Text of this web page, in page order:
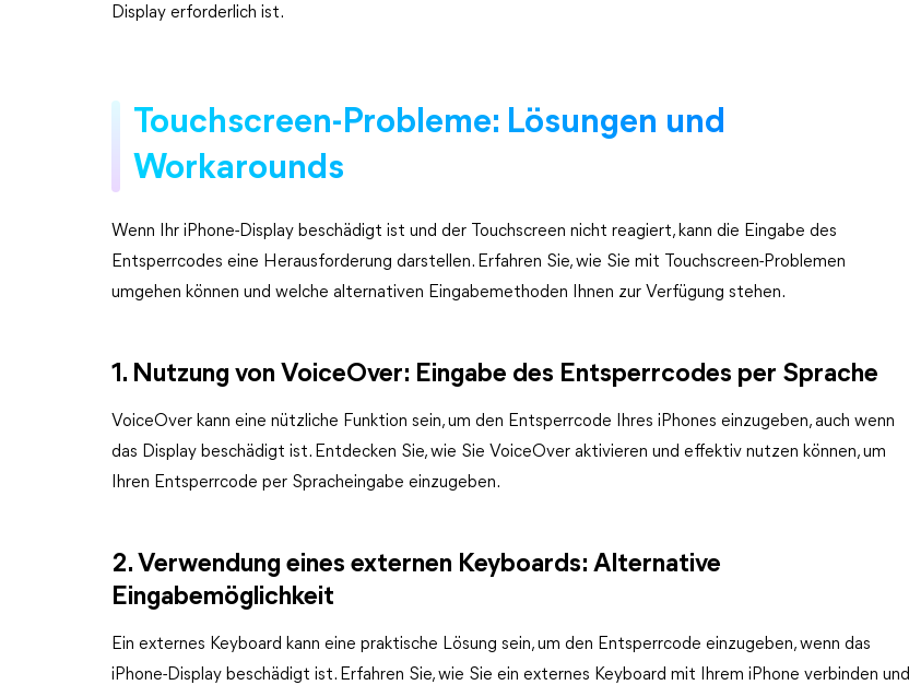
Display erforderlich ist.
Touchscreen-Probleme: Lösungen und
Workarounds
Wenn Ihr iPhone-Display beschädigt ist und der Touchscreen nicht reagiert, kann die Eingabe des
Entsperrcodes eine Herausforderung darstellen. Erfahren Sie, wie Sie mit Touchscreen-Problemen
umgehen können und welche alternativen Eingabemethoden Ihnen zur Verfügung stehen.
1. Nutzung von VoiceOver: Eingabe des Entsperrcodes per Sprache
VoiceOver kann eine nützliche Funktion sein, um den Entsperrcode Ihres iPhones einzugeben, auch wenn
das Display beschädigt ist. Entdecken Sie, wie Sie VoiceOver aktivieren und effektiv nutzen können, um
Ihren Entsperrcode per Spracheingabe einzugeben.
2. Verwendung eines externen Keyboards: Alternative
Eingabemöglichkeit
Ein externes Keyboard kann eine praktische Lösung sein, um den Entsperrcode einzugeben, wenn das
iPhone-Display beschädigt ist. Erfahren Sie, wie Sie ein externes Keyboard mit Ihrem iPhone verbinden und